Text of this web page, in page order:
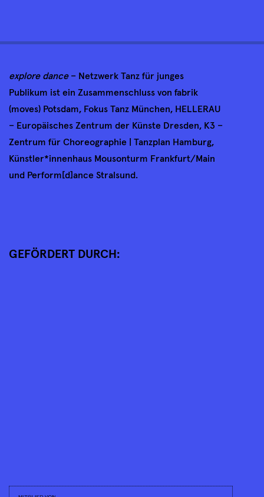
explore dance – Netzwerk Tanz für junges
Publikum ist ein Zusammenschluss von fabrik
(moves) Potsdam, Fokus Tanz München, HELLERAU
– Europäisches Zentrum der Künste Dresden, K3 –
Zentrum für Choreographie | Tanzplan Hamburg,
Künstler*innenhaus Mousonturm Frankfurt/Main
und Perform[d]ance Stralsund.
GEFÖRDERT DURCH: